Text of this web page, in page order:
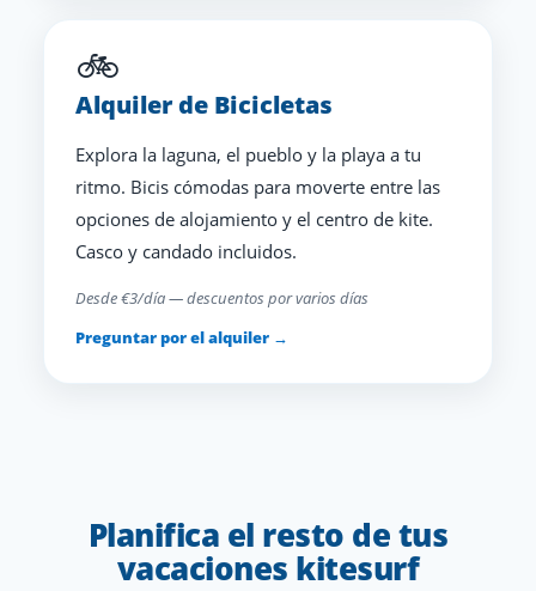
🚲
Alquiler de Bicicletas
Explora la laguna, el pueblo y la playa a tu
ritmo. Bicis cómodas para moverte entre las
opciones de alojamiento y el centro de kite.
Casco y candado incluidos.
Desde €3/día — descuentos por varios días
Preguntar por el alquiler →
Planifica el resto de tus
vacaciones kitesurf